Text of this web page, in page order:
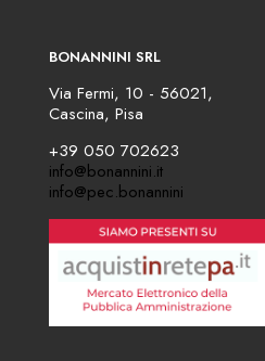
BONANNINI SRL
Via Fermi, 10 - 56021,
Cascina, Pisa
+39 050 702623
info@bonannini.it
info@pec.bonannini